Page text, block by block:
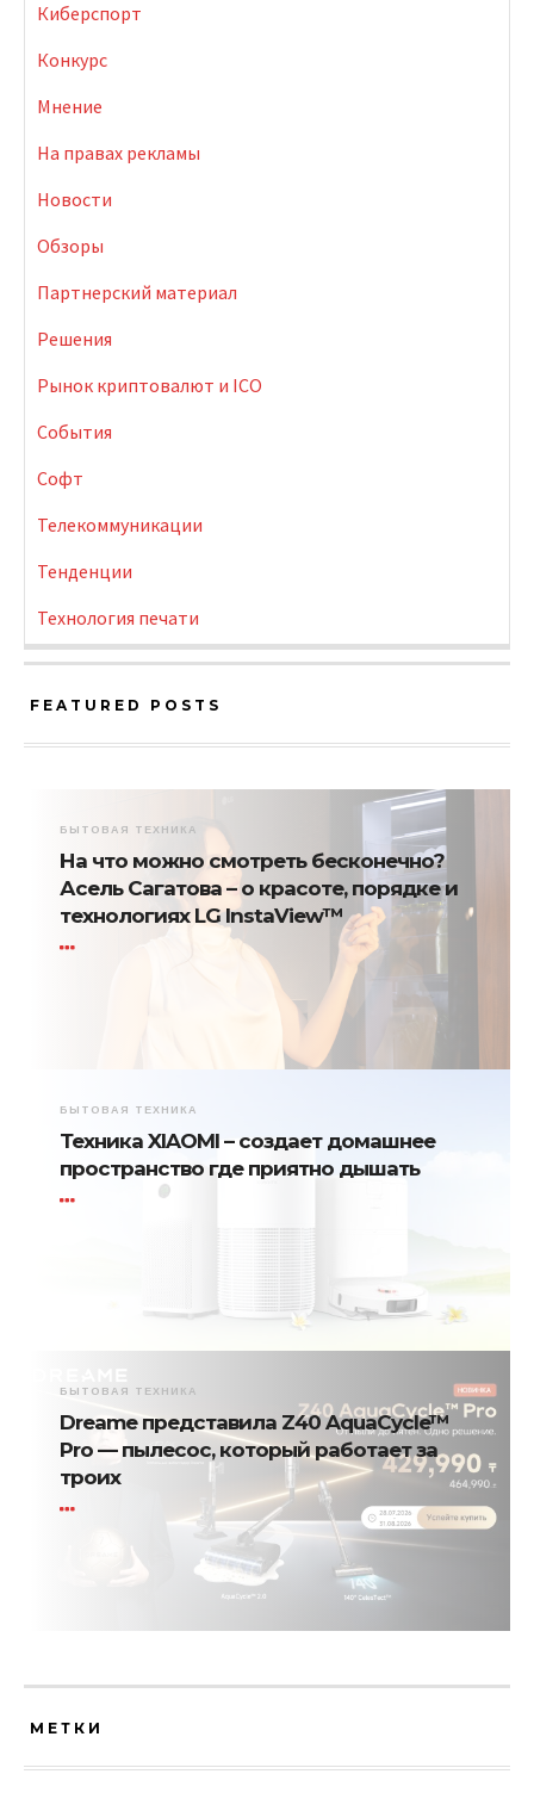
Киберспорт
Конкурс
Мнение
На правах рекламы
Новости
Обзоры
Партнерский материал
Решения
Рынок криптовалют и ICO
События
Софт
Телекоммуникации
Тенденции
Технология печати
FEATURED POSTS
БЫТОВАЯ ТЕХНИКА
На что можно смотреть бесконечно?
Асель Сагатова – о красоте, порядке и
технологиях LG InstaView™
БЫТОВАЯ ТЕХНИКА
Техника XIAOMI – создает домашнее
пространство где приятно дышать
БЫТОВАЯ ТЕХНИКА
Dreame представила Z40 AquaCycle™
Pro — пылесос, который работает за
троих
МЕТКИ